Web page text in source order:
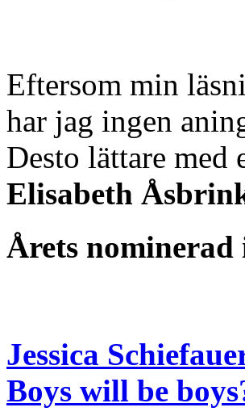
Eftersom min
har jag ingen
Desto lättare med
Elisabeth
Årets
Jessica
Boys will be